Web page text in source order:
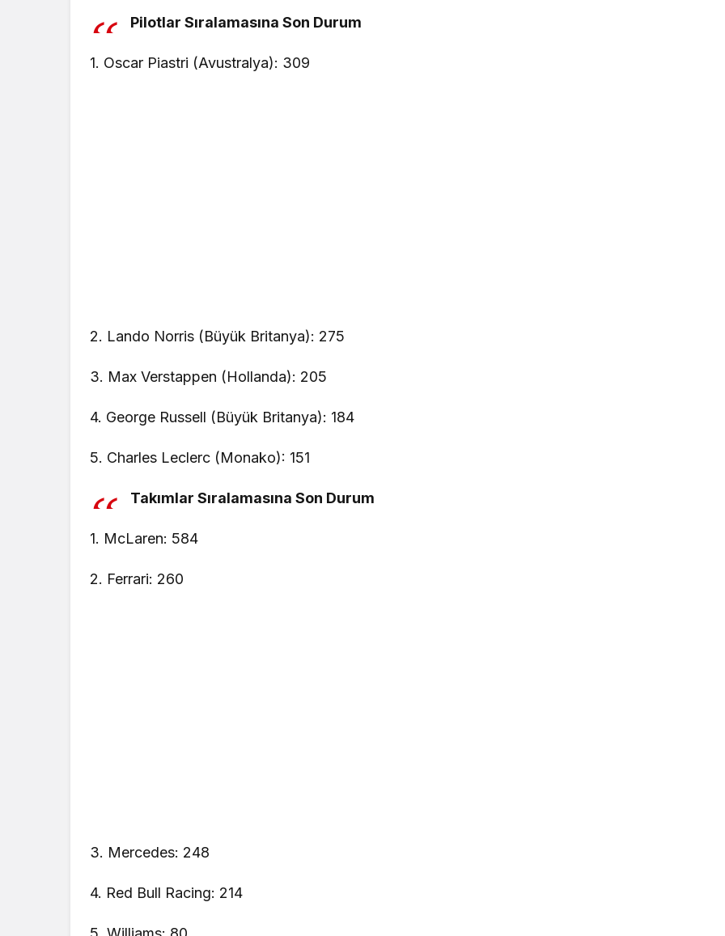
Pilotlar Sıralamasına Son Durum
1. Oscar Piastri (Avustralya): 309
2. Lando Norris (Büyük Britanya): 275
3. Max Verstappen (Hollanda): 205
4. George Russell (Büyük Britanya): 184
5. Charles Leclerc (Monako): 151
Takımlar Sıralamasına Son Durum
1. McLaren: 584
2. Ferrari: 260
3. Mercedes: 248
4. Red Bull Racing: 214